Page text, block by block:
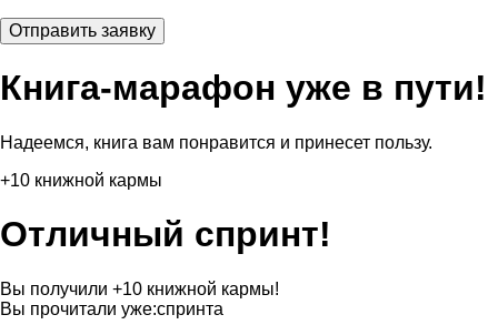
Книга-марафон уже в пути!
Надеемся, книга вам понравится и принесет пользу.
+10 книжной кармы
Отличный спринт!
Вы получили +10 книжной кармы!
Вы прочитали уже:спринта